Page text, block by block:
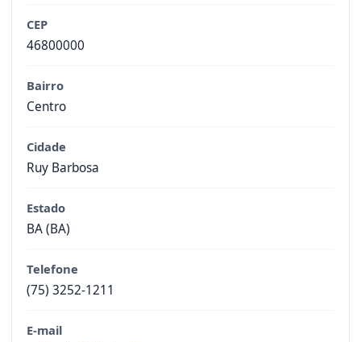
CEP
46800000
Bairro
Centro
Cidade
Ruy Barbosa
Estado
BA (BA)
Telefone
(75) 3252-1211
E-mail